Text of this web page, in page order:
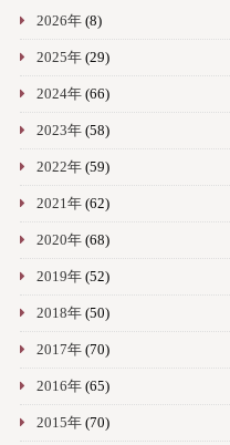
2026年(8)
2025年(29)
2024年(66)
2023年(58)
2022年(59)
2021年(62)
2020年(68)
2019年(52)
2018年(50)
2017年(70)
2016年(65)
2015年(70)